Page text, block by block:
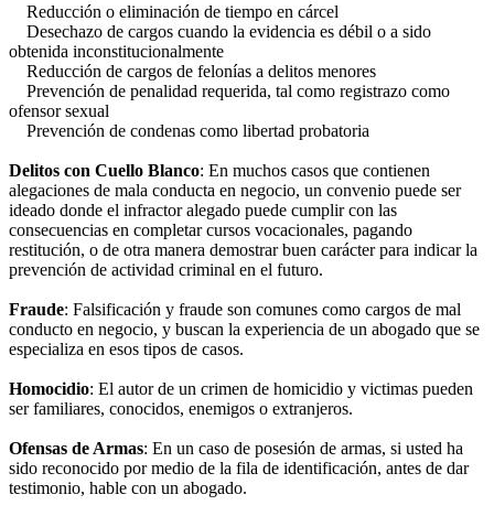
Reducción o eliminación de tiempo en cárcel
Desechazo de cargos cuando la evidencia es débil o a sido
obtenida inconstitucionalmente
Reducción de cargos de felonías a delitos menores
Prevención de penalidad requerida, tal como registrazo como
ofensor sexual
Prevención de condenas como libertad probatoria
Delitos con Cuello Blanco: En muchos casos que contienen
alegaciones de mala conducta en negocio, un convenio puede ser
ideado donde el infractor alegado puede cumplir con las
consecuencias en completar cursos vocacionales, pagando
restitución, o de otra manera demostrar buen carácter para indicar la
prevención de actividad criminal en el futuro.
Fraude: Falsificación y fraude son comunes como cargos de mal
conducto en negocio, y buscan la experiencia de un abogado que se
especializa en esos tipos de casos.
Homocidio: El autor de un crimen de homicidio y victimas pueden
ser familiares, conocidos, enemigos o extranjeros.
Ofensas de Armas: En un caso de posesión de armas, si usted ha
sido reconocido por medio de la fila de identificación, antes de dar
testimonio, hable con un abogado.